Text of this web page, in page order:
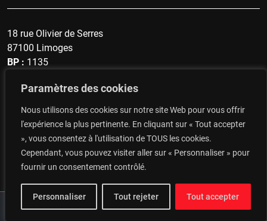
Paramètres des cookies
Nous utilisons des cookies sur notre site Web pour vous offrir
l'expérience la plus pertinente. En cliquant sur « Tout accepter
», vous consentez à l'utilisation de TOUS les cookies.
Cependant, vous pouvez visiter aller sur « Personnaliser » pour
fournir un consentement contrôlé.
Personnaliser Tout rejeter Tout accepter
18 rue Olivier de Serres
87100 Limoges
BP : 1135
secrétariat : 05 19 57 60 96
Top du Portugal : 06 14 48 93 47
CONTACTEZ-NOUS
Agence Sitevite © 2026 Radio RTF Limoges Copyright